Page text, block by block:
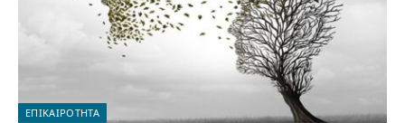
ΕΠΙΚΑΙΡΟΤΗΤΑ